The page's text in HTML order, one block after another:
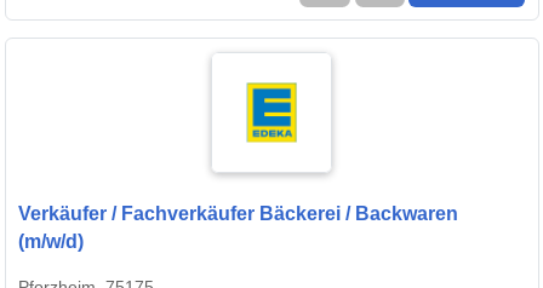
Verkäufer / Fachverkäufer Bäckerei / Backwaren
(m/w/d)